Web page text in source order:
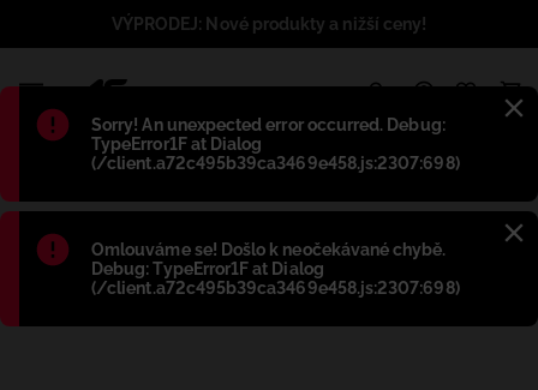
Błąd:
Sorry! An unexpected error occurred. Debug:
TypeError1F at Dialog
(/client.a72c495b39ca3469e458.js:2307:698)
Błąd:
Omlouváme se! Došlo k neočekávané chybě.
Debug: TypeError1F at Dialog
(/client.a72c495b39ca3469e458.js:2307:698)
VÝPRODEJ: Nové produkty a nižší ceny!